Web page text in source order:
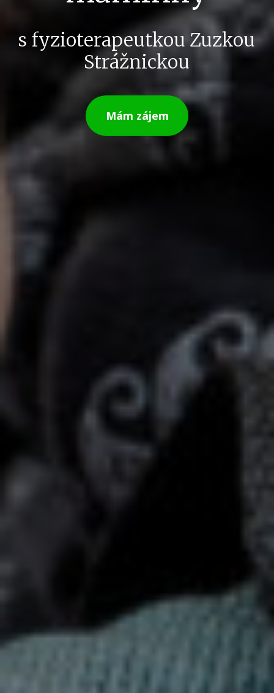
s fyzioterapeutkou Zuzkou
Strážnickou
Mám zájem